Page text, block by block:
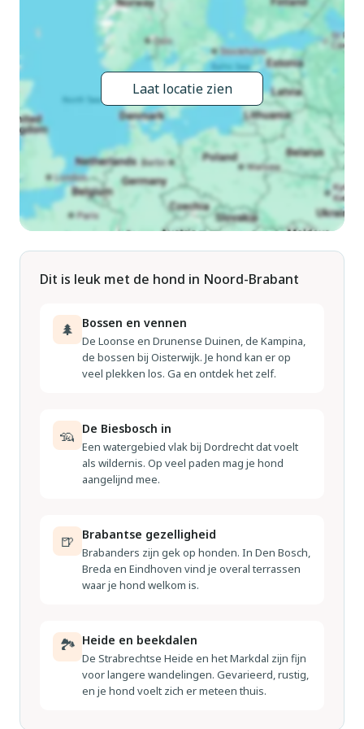
kunnen rennen. Verschillende lokale cafés in het nabijgelegen
Schaijk bieden hondenvoerbakken en snacks aan, zodat u
gemakkelijk kunt lunchen met uw trouwe viervoeter aan uw
zijde.
Eet lokaal, ontspan meer
Ontdek na een dag in het bos of zwemmen in het gedeelde
zwembad de culinaire pareltjes van de regio. Schaijk en Oss
liggen op slechts enkele minuten afstand en bieden gezellige
Nederlandse eetgelegenheden, pannenkoekenhuizen en
seizoensgebonden menu's met verse regionale ingrediënten.
perfecte achtergrond voor uw volgende vakantie – met uw
Laat locatie zien
Dit is leuk met de hond in Noord-Brabant
🌲 Bossen en vennen
De Loonse en Drunense Duinen, de Kampina,
de bossen bij Oisterwijk. Je hond kan er op
veel plekken los. Ga en ontdek het zelf.
🦡 De Biesbosch in
Een watergebied vlak bij Dordrecht dat voelt
als wildernis. Op veel paden mag je hond
aangelijnd mee.
🍺 Brabantse gezelligheid
Brabanders zijn gek op honden. In Den Bosch,
Breda en Eindhoven vind je overal terrassen
waar je hond welkom is.
🏞 Heide en beekdalen
De Strabrechtse Heide en het Markdal zijn fijn
voor langere wandelingen. Gevarieerd, rustig,
en je hond voelt zich er meteen thuis.